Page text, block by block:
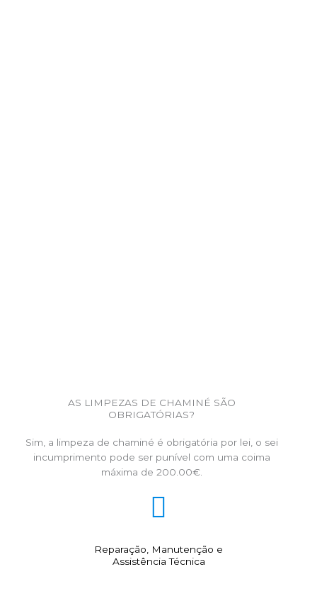
AS LIMPEZAS DE CHAMINÉ SÃO
OBRIGATÓRIAS?
Sim, a limpeza de chaminé é obrigatória por lei, o sei
incumprimento pode ser punível com uma coima
máxima de 200.00€.
Reparação, Manutenção e
Assistência Técnica